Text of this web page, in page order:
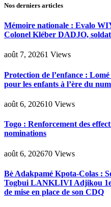
Nos derniers articles
Mémoire nationale : Evalo
Colonel Kléber DADJO,
août 7, 20261 Views
Protection de l’enfance :
pour les enfants à l’ère du
août 6, 202610 Views
Togo : Renforcement des
nominations
août 6, 202670 Views
Bè Adakpamé Kpota-Colas :
Togbui LANKLIVI Adjikou
de mise en place de son CDQ